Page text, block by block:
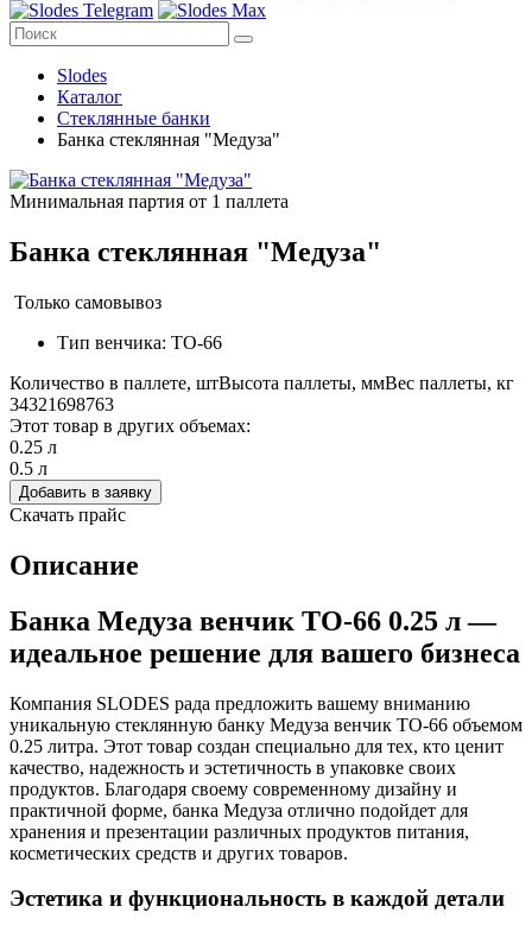
Slodes
Каталог
Стеклянные банки
Банка cтеклянная "Медуза"
Минимальная партия от 1 паллета
Банка cтеклянная "Медуза"
Только самовывоз
Тип венчика: ТО-66
Количество в паллете, штВысота паллеты, ммВес паллеты, кг
34321698763
Этот товар в других объемах:
0.25 л
0.5 л
Добавить в заявку
Скачать прайс
Описание
Банка Медуза венчик ТО-66 0.25 л —
идеальное решение для вашего бизнеса
Компания SLODES рада предложить вашему вниманию
уникальную стеклянную банку Медуза венчик ТО-66 объемом
0.25 литра. Этот товар создан специально для тех, кто ценит
качество, надежность и эстетичность в упаковке своих
продуктов. Благодаря своему современному дизайну и
практичной форме, банка Медуза отлично подойдет для
хранения и презентации различных продуктов питания,
косметических средств и других товаров.
Эстетика и функциональность в каждой детали